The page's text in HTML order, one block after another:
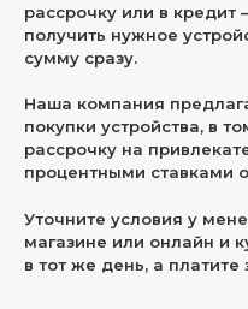
рассрочку или в
получить нужное
сумму сразу.
Наша компания
покупки устройства, в
рассрочку на
процентными ставками
Уточните условия у
магазине или онлайн и
в тот же день, а платите